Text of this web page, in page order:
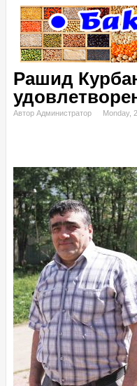
Рашид
Автор Администратор Monday,